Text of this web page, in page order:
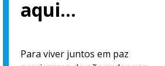
aqui…
Para viver juntos em paz